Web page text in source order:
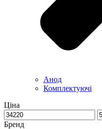
Анод
Комплектуючі
Ціна
Бренд